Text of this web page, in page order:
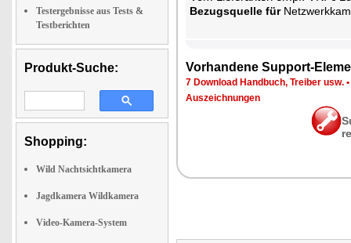
Testergebnisse aus Tests &
Testberichten
Produkt-Suche:
Shopping:
Wild Nachtsichtkamera
Jagdkamera Wildkamera
Video-Kamera-System
Be­zugs­quel­le für
Vor­han­de­ne Sup­port-
7 Down­load Hand­buch, Trei­ber usw. •
Aus­zeich­nun­gen